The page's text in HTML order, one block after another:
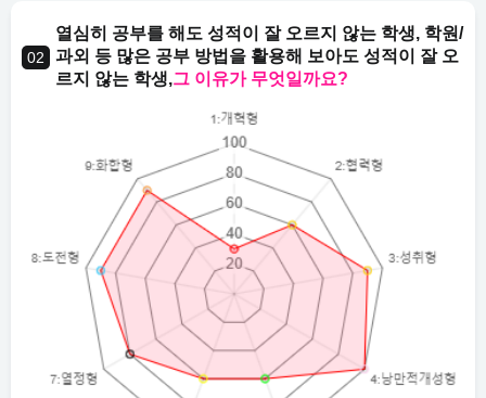
열심히 공부를 해도 성적이 잘 오르지 않는 학생, 학원/
과외 등 많은 공부 방법을 활용해 보아도 성적이 잘 오
르지 않는 학생,그 이유가 무엇일까요?